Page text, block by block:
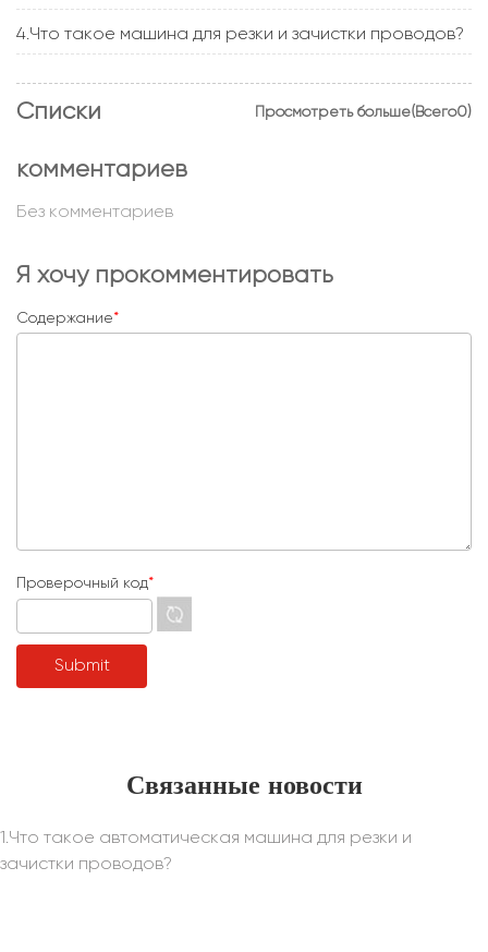
4.Что такое машина для резки и зачистки проводов?
Просмотреть больше(Всего0)
Списки
комментариев
Без комментариев
Я хочу прокомментировать
Содержание*
Проверочный код*
Связанные новости
1.Что такое автоматическая машина для резки и
зачистки проводов?